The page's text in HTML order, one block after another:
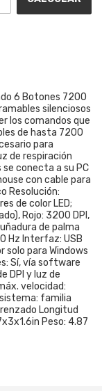
6 Botones 7200
silenciosos
los comandos que
de hasta 7200
para
de respiración
se conecta a su PC
con cable para
Resolución:
de color LED;
Rojo: 3200 DPI,
de palma
Hz Interfaz: USB
solo para Windows
Sí, vía software
DPI y luz de
velocidad:
familia
Longitud
Peso: 4.87